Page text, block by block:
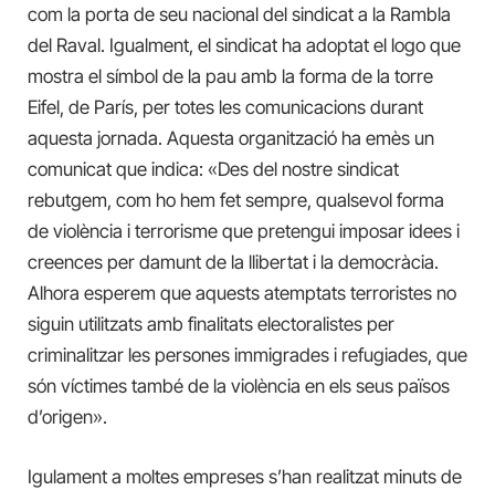
com la porta de seu nacional del sindicat a la Rambla
del Raval. Igualment, el sindicat ha adoptat el logo que
mostra el símbol de la pau amb la forma de la torre
Eifel, de París, per totes les comunicacions durant
aquesta jornada. Aquesta organització ha emès un
comunicat que indica: «Des del nostre sindicat
rebutgem, com ho hem fet sempre, qualsevol forma
de violència i terrorisme que pretengui imposar idees i
creences per damunt de la llibertat i la democràcia.
Alhora esperem que aquests atemptats terroristes no
siguin utilitzats amb finalitats electoralistes per
criminalitzar les persones immigrades i refugiades, que
són víctimes també de la violència en els seus països
d’origen».
Igulament a moltes empreses s’han realitzat minuts de